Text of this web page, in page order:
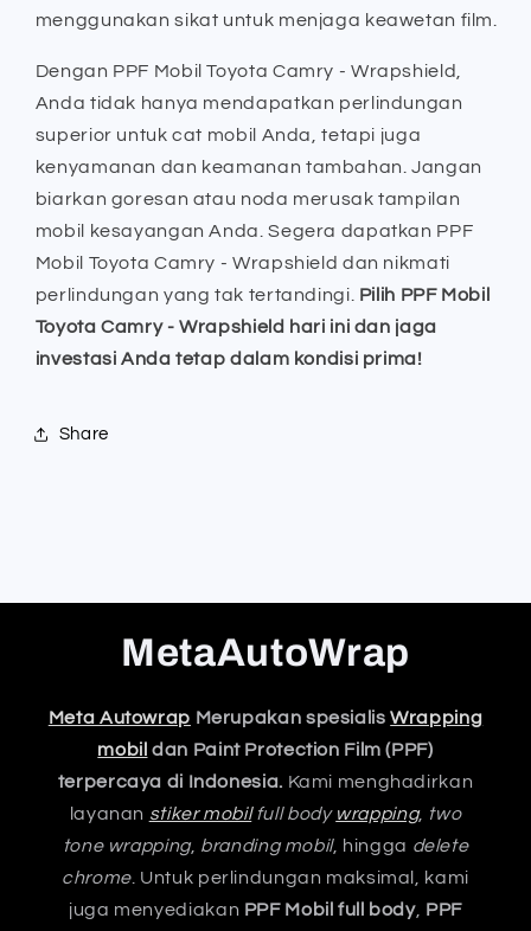
menggunakan sikat untuk menjaga keawetan film.
Dengan PPF Mobil Toyota Camry - Wrapshield,
Anda tidak hanya mendapatkan perlindungan
superior untuk cat mobil Anda, tetapi juga
kenyamanan dan keamanan tambahan. Jangan
biarkan goresan atau noda merusak tampilan
mobil kesayangan Anda. Segera dapatkan PPF
Mobil Toyota Camry - Wrapshield dan nikmati
perlindungan yang tak tertandingi. Pilih PPF Mobil
Toyota Camry - Wrapshield hari ini dan jaga
investasi Anda tetap dalam kondisi prima!
Share
MetaAutoWrap
Meta Autowrap Merupakan spesialisWrapping
mobil dan Paint Protection Film (PPF)
terpercaya di Indonesia. Kami menghadirkan
layanan stiker mobilfull body wrapping, two
tone wrapping, branding mobil, hingga delete
chrome. Untuk perlindungan maksimal, kami
juga menyediakan PPF Mobil full body, PPF